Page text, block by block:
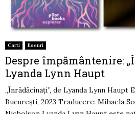
Carti Eseuri
Despre împământenire:
Lyanda Lynn Haupt
„Înrădăcinați”, de Lyanda Lynn Haupt
București, 2023 Traducere: Mihaela